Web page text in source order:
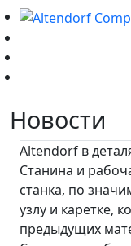
Новости
Altendorf в
Станина и
станка, по
узлу и каретке,
предыдущих